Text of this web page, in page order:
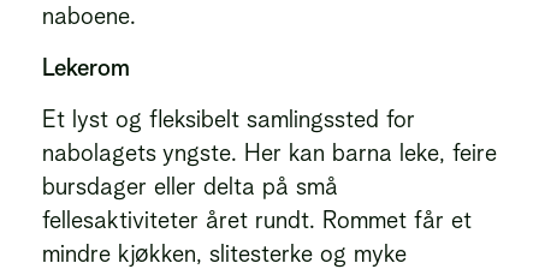
naboene.
Lekerom
Et lyst og fleksibelt samlingssted for
nabolagets yngste. Her kan barna leke, feire
bursdager eller delta på små
fellesaktiviteter året rundt. Rommet får et
mindre kjøkken, slitesterke og myke